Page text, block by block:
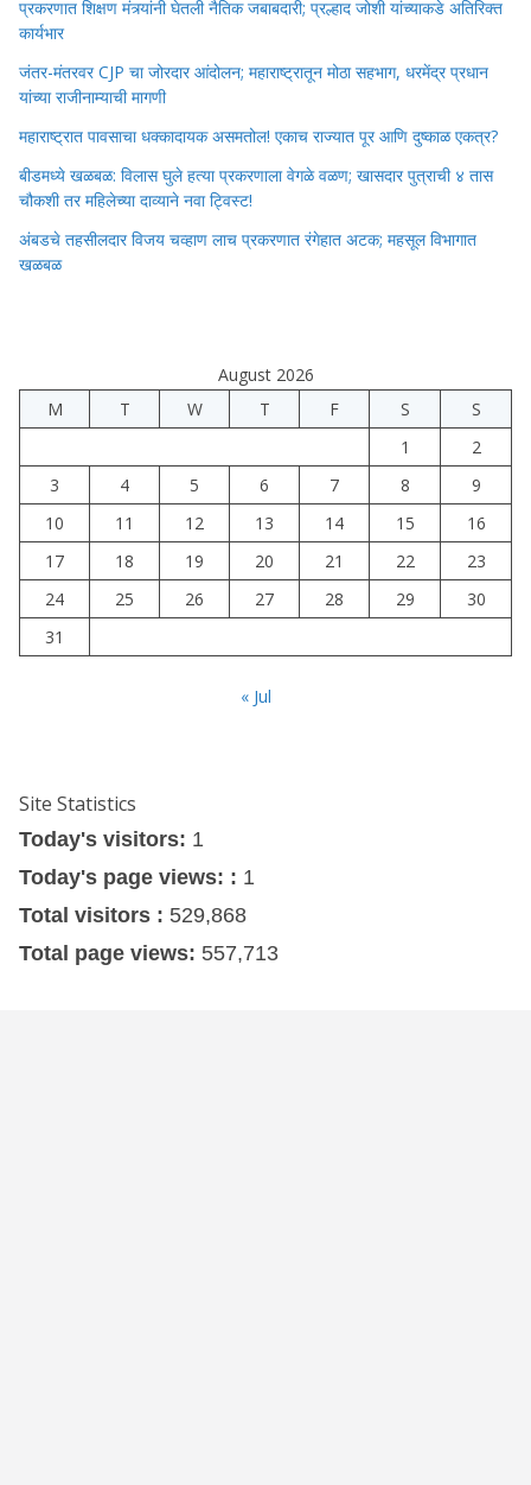
प्रकरणात शिक्षण मंत्र्यांनी घेतली नैतिक जबाबदारी; प्रल्हाद जोशी यांच्याकडे अतिरिक्त
कार्यभार
जंतर-मंतरवर CJP चा जोरदार आंदोलन; महाराष्ट्रातून मोठा सहभाग, धरमेंद्र प्रधान
यांच्या राजीनाम्याची मागणी
महाराष्ट्रात पावसाचा धक्कादायक असमतोल! एकाच राज्यात पूर आणि दुष्काळ एकत्र?
बीडमध्ये खळबळ: विलास घुले हत्या प्रकरणाला वेगळे वळण; खासदार पुत्राची ४ तास
चौकशी तर महिलेच्या दाव्याने नवा ट्विस्ट!
अंबडचे तहसीलदार विजय चव्हाण लाच प्रकरणात रंगेहात अटक; महसूल विभागात
खळबळ
August 2026
M
T W T F S
S
1
2
3
4 5 6 7 8
9
10
11 12 13 14 15
16
17
18 19 20 21 22
23
24
25 26 27 28 29
30
31
« Jul
Site Statistics
Today's visitors: 1
Today's page views: : 1
Total visitors : 529,868
Total page views: 557,713